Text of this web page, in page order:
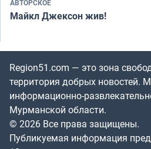
АВТОРСКОЕ
Майкл Джексон жив!
Region51.com — это зона
территория добрых новостей.
информационно-
Мурманской области.
© 2026 Все права защищены.
Публикуемая информация